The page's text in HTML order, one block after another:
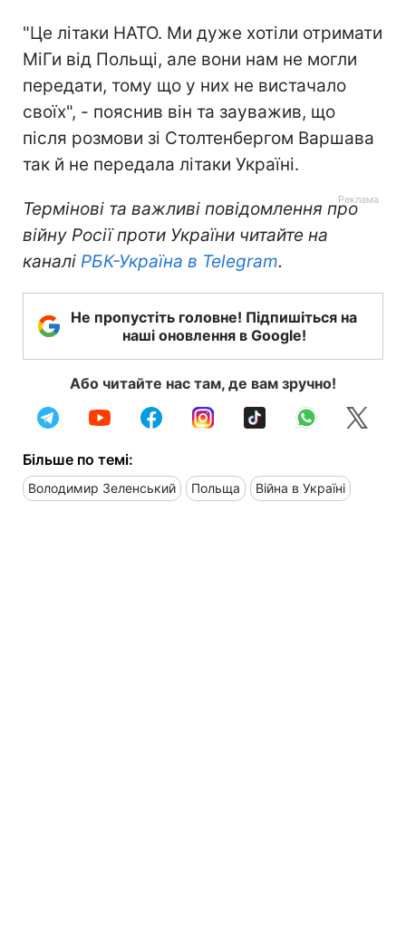
"Це літаки НАТО. Ми дуже хотіли отримати
МіГи від Польщі, але вони нам не могли
передати, тому що у них не вистачало
своїх", - пояснив він та зауважив, що
після розмови зі Столтенбергом Варшава
так й не передала літаки Україні.
Термінові та важливі повідомлення про
війну Росії проти України читайте на
каналі РБК-Україна в Telegram.
Не пропустіть головне! Підпишіться на
наші оновлення в Google!
Або читайте нас там, де вам зручно!
Більше по темі:
Володимир Зеленський Польща Війна в Україні